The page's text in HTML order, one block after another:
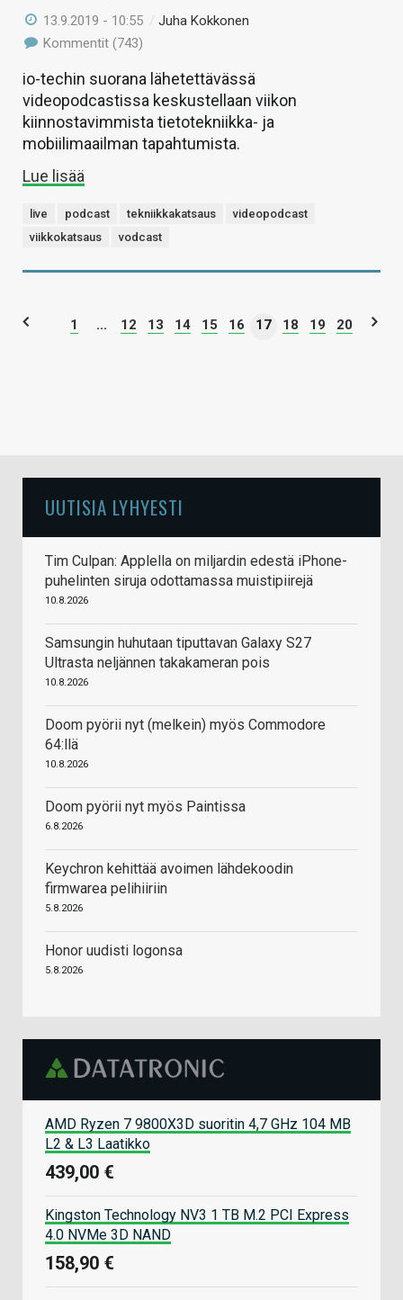
13.9.2019 - 10:55 /Juha Kokkonen
Kommentit (743)
io-techin suorana lähetettävässä
videopodcastissa keskustellaan viikon
kiinnostavimmista tietotekniikka- ja
mobiilimaailman tapahtumista.
Lue lisää
live podcast tekniikkakatsaus
videopodcast
viikkokatsaus
vodcast
1 ... 12 13 14 15 16 17 18 19 20
UUTISIA LYHYESTI
Tim Culpan: Applella on miljardin edestä iPhone-
puhelinten siruja odottamassa muistipiirejä
10.8.2026
Samsungin huhutaan tiputtavan Galaxy S27
Ultrasta neljännen takakameran pois
10.8.2026
Doom pyörii nyt (melkein) myös Commodore
64:llä
10.8.2026
Doom pyörii nyt myös Paintissa
6.8.2026
Keychron kehittää avoimen lähdekoodin
firmwarea pelihiiriin
5.8.2026
Honor uudisti logonsa
5.8.2026
AMD Ryzen 7 9800X3D suoritin 4,7 GHz 104 MB
L2 & L3 Laatikko
439,00 €
Kingston Technology NV3 1 TB M.2 PCI Express
4.0 NVMe 3D NAND
158,90 €